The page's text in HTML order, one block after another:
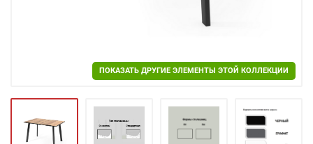
ПОКАЗАТЬ ДРУГИЕ ЭЛЕМЕНТЫ ЭТОЙ КОЛЛЕКЦИИ